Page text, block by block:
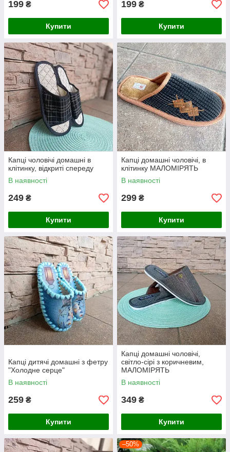
199 ₴
Купити
199 ₴
Купити
Капці чоловічі домашні в
клітинку, відкриті спереду
В наявності
249 ₴
Купити
Капці домашні чоловічі, в
клітинку МАЛОМІРЯТЬ
В наявності
299 ₴
Купити
Капці дитячі домашні з фетру
"Холодне серце"
В наявності
259 ₴
Купити
Капці домашні чоловічі,
світло-сірі з коричневим,
МАЛОМІРЯТЬ
В наявності
349 ₴
Купити
–50%